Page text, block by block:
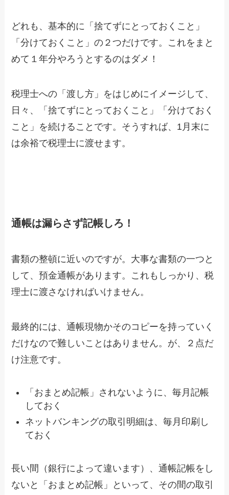
どれも、基本的に「捨てずにとっておくこと」
「分けておくこと」の２つだけです。これをまと
めて１年分やろうとするのはダメ！
税理士への「渡し方」をはじめにイメージして、
日々、「捨てずにとっておくこと」「分けておく
こと」を続けることです。そうすれば、1月末に
は余裕で税理士に渡せます。
通帳は漏らさず記帳しろ！
書類の整頓に近いのですが。大事な書類の一つと
して、預金通帳があります。これもしっかり、税
理士に渡さなければいけません。
最終的には、通帳現物かそのコピーを持っていく
だけなので難しいことはありません。が、２点だ
け注意です。
「おまとめ記帳」されないように、毎月記帳
しておく
ネットバンキングの取引明細は、毎月印刷し
ておく
長い間（銀行によって違います）、通帳記帳をし
ないと「おまとめ記帳」といって、その間の取引